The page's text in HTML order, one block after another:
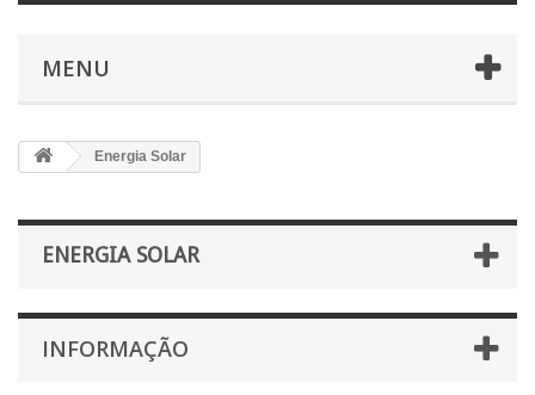
MENU
Energia Solar
ENERGIA SOLAR
INFORMAÇÃO